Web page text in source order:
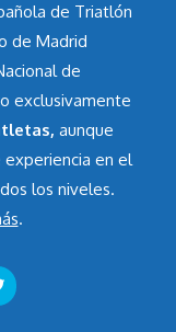
de Triatlón
de Madrid
de
exclusivamente
aunque
experiencia en el
los niveles.
.